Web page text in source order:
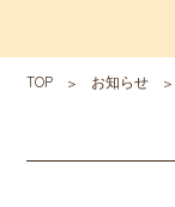
TOP お知らせ